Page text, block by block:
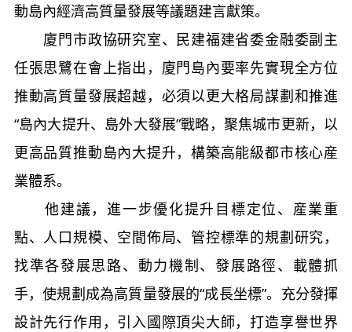
動島內經濟高質量發展等議題建言獻策。
廈門市政協研究室、民建福建省委金融委副主
任張思鷺在會上指出，廈門島內要率先實現全方位
推動高質量發展超越，必須以更大格局謀劃和推進
“島內大提升、島外大發展”戰略，聚焦城市更新，以
更高品質推動島內大提升，構築高能級都市核心産
業體系。
他建議，進一步優化提升目標定位、産業重
點、人口規模、空間佈局、管控標準的規劃研究，
找準各發展思路、動力機制、發展路徑、載體抓
手，使規劃成為高質量發展的“成長坐標”。充分發揮
設計先行作用，引入國際頂尖大師，打造享譽世界